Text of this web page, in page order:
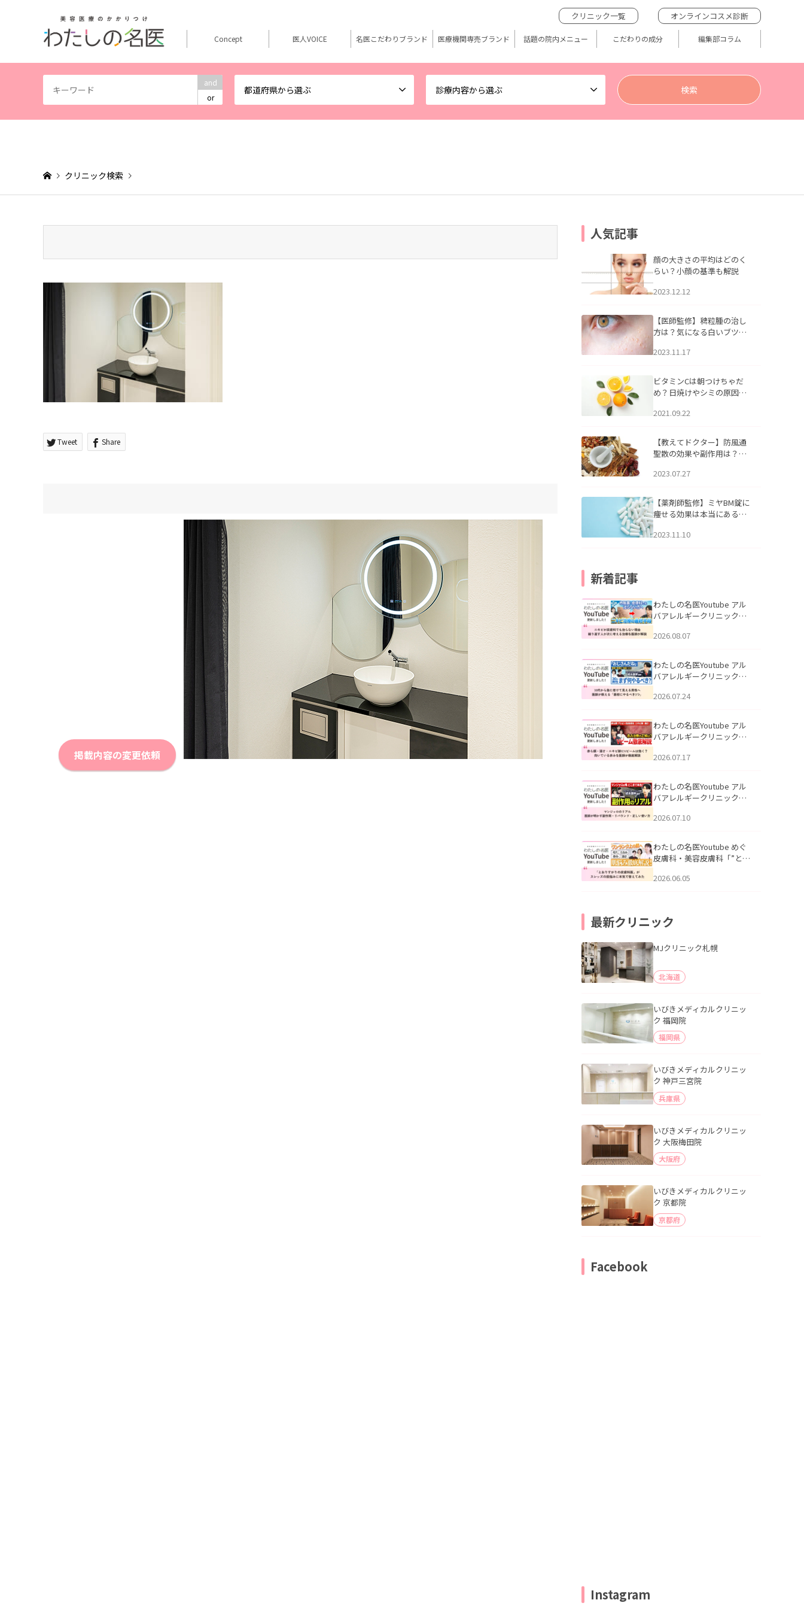
and
or
都道府県から選ぶ 診療内容から選ぶ
クリニック一覧 オンラインコスメ診断
Concept 医人VOICE 名医こだわりブランド 医療機関専売ブランド 話題の院内メニュー こだわりの成分 編集部コラム
クリニック検索
Tweet Share
掲載内容の変更依頼
人気記事
顔の大きさの平均はどのく
らい？小顔の基準も解説
2023.12.12
【医師監修】稗粒腫の治し
方は？気になる白いブツブ
アについて
2023.11.17
ビタミンCは朝つけちゃだ
め？日焼けやシミの原因に
2021.09.22
【教えてドクター】防風通
聖散の効果や副作用は？長
2023.07.27
【薬剤師監修】ミヤBM錠に
痩せる効果は本当にある
2023.11.10
新着記事
わたしの名医Youtube アル
バアレルギークリニック札
らない理由｜繰り返す人が
説」を公開いたしました。
2026.08.07
わたしの名医Youtube アル
バアレルギークリニック札
える男性へ｜医師が教える
公開いたしました。
2026.07.24
わたしの名医Youtube アル
バアレルギークリニック札
跡にVビームは効く？向いて
説」を公開いたしました。
2026.07.17
わたしの名医Youtube アル
バアレルギークリニック札
医師が明かす副作用・リバ
公開いたしました。
2026.07.10
わたしの名医Youtube めぐ
皮膚科・美容皮膚科「”とお
ッズの肌悩みに本気で答え
2026.06.05
最新クリニック
MJクリニック札幌
北海道
いびきメディカルクリニッ
ク 福岡院
福岡県
いびきメディカルクリニッ
ク 神戸三宮院
兵庫県
いびきメディカルクリニッ
ク 大阪梅田院
大阪府
いびきメディカルクリニッ
ク 京都院
京都府
Facebook
Instagram